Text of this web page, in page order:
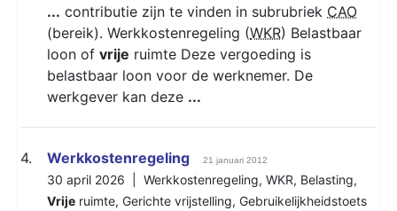
... contributie zijn te vinden in subrubriek CAO
(bereik). Werkkostenregeling (WKR) Belastbaar
loon of vrije ruimte Deze vergoeding is
belastbaar loon voor de werknemer. De
werkgever kan deze ...
4. Werkkostenregeling 21 januari 2012
30 april 2026 | Werkkostenregeling, WKR, Belasting,
Vrije ruimte, Gerichte vrijstelling, Gebruikelijkheidstoets